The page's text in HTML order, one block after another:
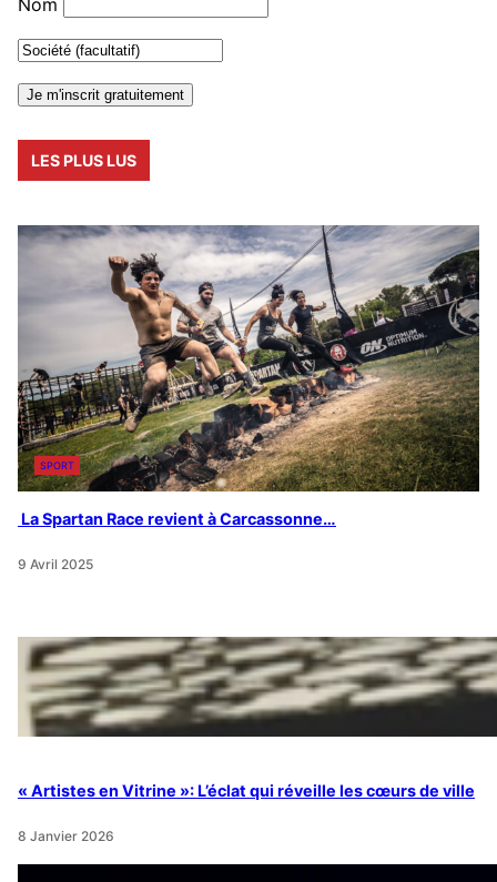
Nom
LES PLUS LUS
SPORT
La Spartan Race revient à Carcassonne…
9 Avril 2025
« Artistes en Vitrine »: L’éclat qui réveille les cœurs de ville
8 Janvier 2026